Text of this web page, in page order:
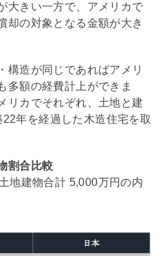
大きい一方で、アメリカで
却の対象となる金額が大き
・構造が同じであればアメリ
多額の経費計上ができま
リカでそれぞれ、土地と建
年を経過した木造住宅を取
割合比較
地建物合計 5,000万円の内